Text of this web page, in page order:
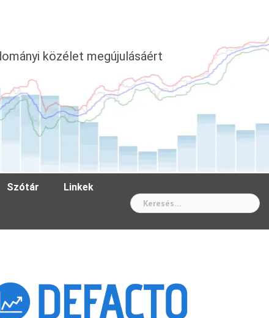
közélet megújulásáért
Szótár Linkek